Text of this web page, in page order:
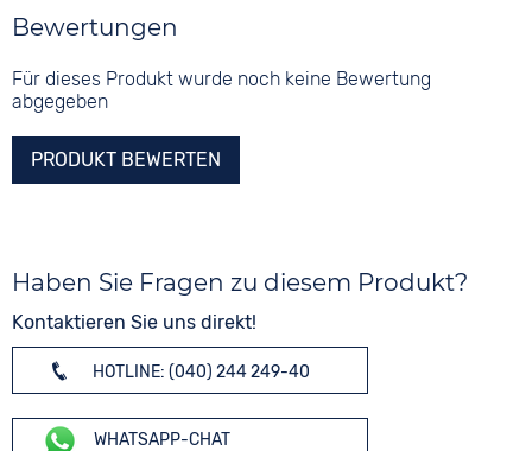
Bewertungen
Für dieses Produkt wurde noch keine Bewertung
abgegeben
PRODUKT BEWERTEN
Haben Sie Fragen zu diesem Produkt?
Kontaktieren Sie uns direkt!
HOTLINE: (040) 244 249-40
WHATSAPP-CHAT